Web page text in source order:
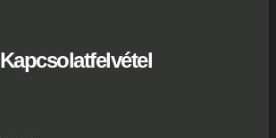
Kapcsolatfelvétel